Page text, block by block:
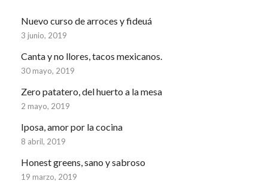
Nuevo curso de arroces y fideuá
3 junio, 2019
Canta y no llores, tacos mexicanos.
30 mayo, 2019
Zero patatero, del huerto a la mesa
2 mayo, 2019
Iposa, amor por la cocina
8 abril, 2019
Honest greens, sano y sabroso
19 marzo, 2019